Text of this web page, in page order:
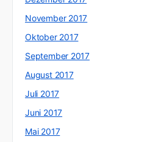
November 2017
Oktober 2017
September 2017
August 2017
Juli 2017
Juni 2017
Mai 2017